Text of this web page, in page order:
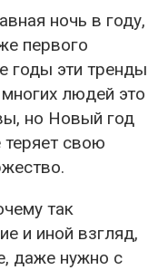
ночь в году,
первого
годы эти тренды
людей это
но Новый год
теряет свою
так
и иной взгляд,
даже нужно с